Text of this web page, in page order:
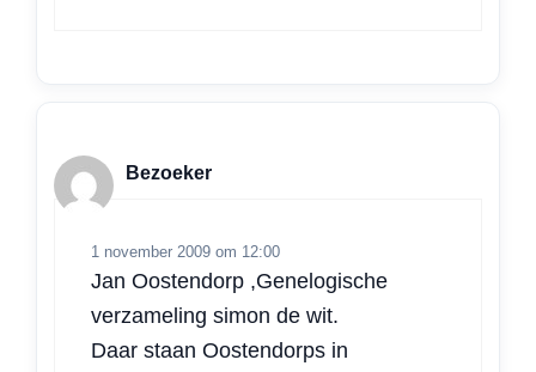
Bezoeker
1 november 2009 om 12:00
Jan Oostendorp ,Genelogische
verzameling simon de wit.
Daar staan Oostendorps in